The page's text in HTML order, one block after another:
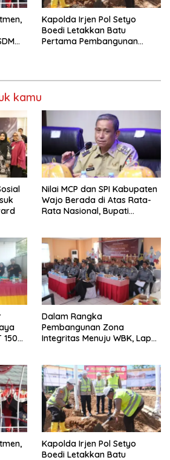
Kapolda Irjen Pol Setyo
Boedi Letakkan Batu
Pertama Pembangunan
kamu
Nilai MCP dan SPI Kabupaten
Wajo Berada di Atas Rata-
Rata Nasional, Bupati
150
Dalam Rangka
Pembangunan Zona
Integritas Menuju WBK, Lapas
Tim Penilai Mandiri
Kapolda Irjen Pol Setyo
Boedi Letakkan Batu